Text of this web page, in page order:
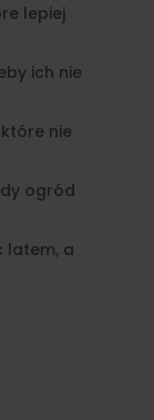
lepiej
ich nie
nie
ogród
latem, a